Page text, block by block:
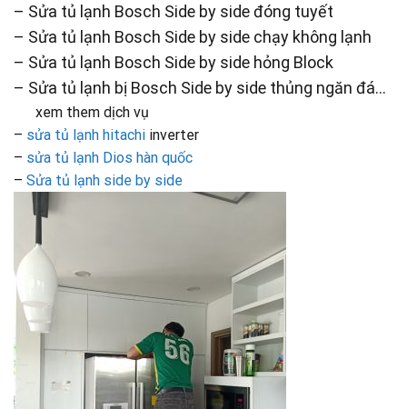
– Sửa tủ lạnh Bosch Side by side đóng tuyết
– Sửa tủ lạnh Bosch Side by side chạy không lạnh
– Sửa tủ lạnh Bosch Side by side hỏng Block
– Sửa tủ lạnh bị Bosch Side by side thủng ngăn đá…
xem them dịch vụ
– sửa tủ lạnh hitachi inverter
– sửa tủ lạnh Dios hàn quốc
– Sửa tủ lạnh side by side